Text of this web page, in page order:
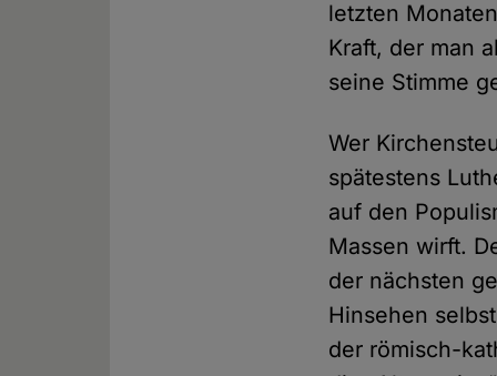
letzten
Kraft, der man
seine Stimme
Wer
spätestens
auf den
Massen wirft.
der nächsten
Hinsehen
der römisch-